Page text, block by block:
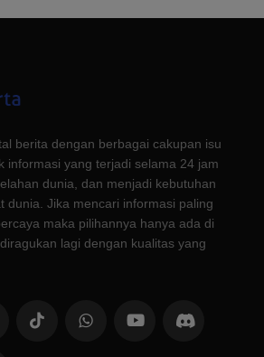
berita dengan berbagai cakupan isu
informasi yang terjadi selama 24 jam
dunia, dan menjadi kebutuhan
dunia. Jika mencari informasi paling
maka pilihannya hanya ada di
lagi dengan kualitas yang